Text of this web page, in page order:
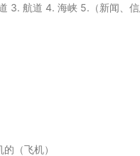
3. 航道 4. 海峡 5.（新闻、
（飞机）